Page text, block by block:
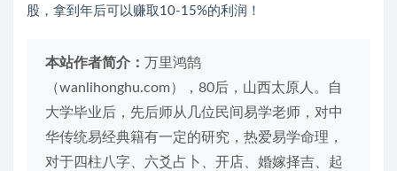
股，拿到年后可以赚取10-15%的利润！
本站作者简介： 万里鸿鹄
（wanlihonghu.com），80后，山西太原人。自
大学毕业后，先后师从几位民间易学老师，对中
华传统易经典籍有一定的研究，热爱易学命理，
对于四柱八字、六爻占卜、开店、婚嫁择吉、起